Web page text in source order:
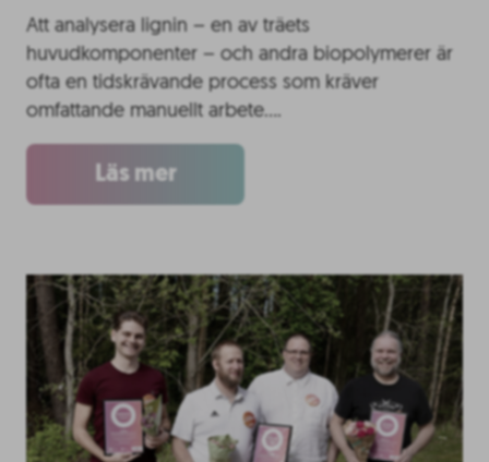
Att analysera lignin – en av träets
huvudkomponenter – och andra biopolymerer är
ofta en tidskrävande process som kräver
omfattande manuellt arbete….
Läs mer